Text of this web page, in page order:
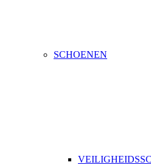
SCHOENEN